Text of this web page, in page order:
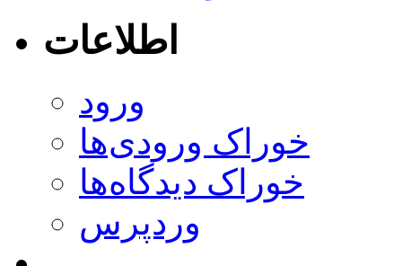
اطلاعات
ورود
خوراک ورودی‌ها
خوراک دیدگاه‌ها
وردپرس